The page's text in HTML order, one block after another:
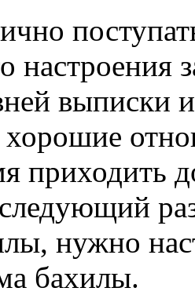
настроения
выписки
хорошие
приходить
нужно
бахилы.